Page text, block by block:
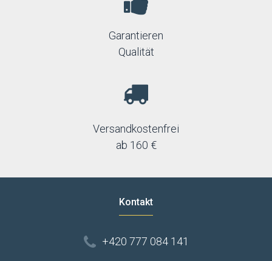
Garantieren
Qualität
Versandkostenfrei
ab 160 €
Kontakt
+420 777 084 141